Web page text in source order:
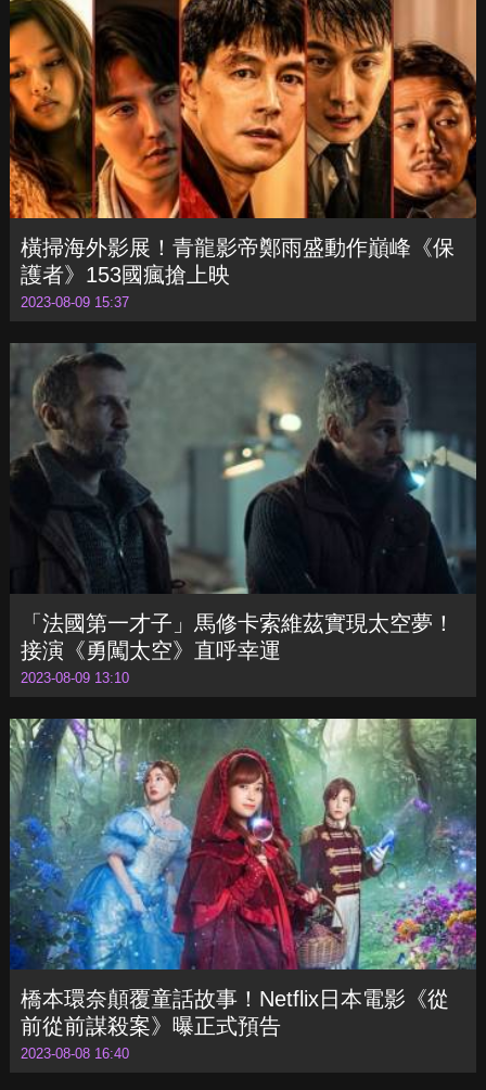
橫掃海外影展！青龍影帝鄭雨盛動作巔峰《保
護者》153國瘋搶上映
2023-08-09 15:37
「法國第一才子」馬修卡索維茲實現太空夢！
接演《勇闖太空》直呼幸運
2023-08-09 13:10
橋本環奈顛覆童話故事！Netflix日本電影《從
前從前謀殺案》曝正式預告
2023-08-08 16:40